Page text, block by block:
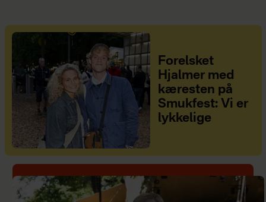
Forelsket
Hjalmer med
kæresten på
Smukfest: Vi er
lykkelige